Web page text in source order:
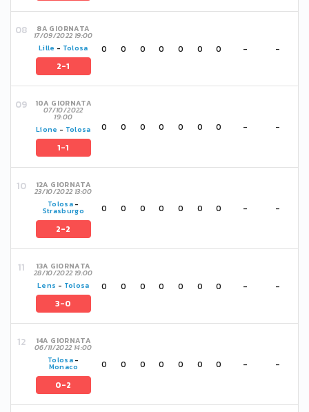
8A GIORNATA
17/09/2022 19:00
Lille - Tolosa
2-1
0 0 0 0 0 0 0 - -
10A GIORNATA
07/10/2022
19:00
Lione - Tolosa
1-1
0 0 0 0 0 0 0 - -
12A GIORNATA
23/10/2022 13:00
Tolosa -
Strasburgo
2-2
0 0 0 0 0 0 0 - -
13A GIORNATA
28/10/2022 19:00
Lens - Tolosa
3-0
0 0 0 0 0 0 0 - -
14A GIORNATA
06/11/2022 14:00
Tolosa -
Monaco
0-2
0 0 0 0 0 0 0 - -